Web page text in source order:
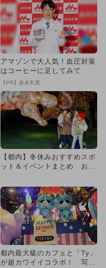
アマゾンで大人気！血圧対策
はコーヒーに足してみて
【PR】森永乳業
【都内】冬休みおすすめスポ
ット＆イベントまとめ お得
都内最大級のカフェと「Ty」
が超カワイイコラボ！ 写真